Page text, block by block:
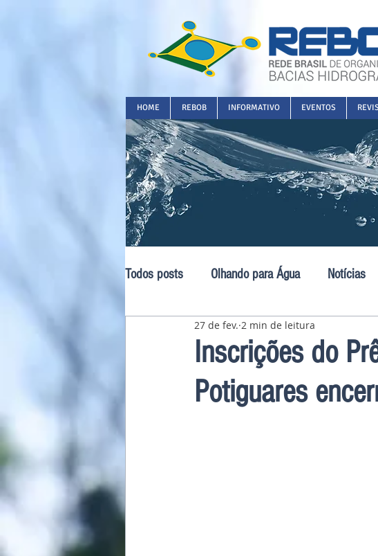
HOME REBOB INFORMATIVO EVENTOS
Todos posts Olhando para Água Notícias
Pavilhão Latino-Americano
Inscrições do
Potiguares
27 de fev. 2 min de leitura